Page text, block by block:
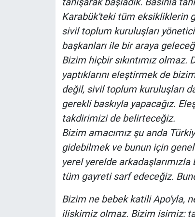
Karabük'teki tüm eksikliklerin
sivil toplum kuruluşları
başkanları ile bir araya
Bizim hiçbir sıkıntımız olmaz.
yaptıklarını eleştirmek de
değil, sivil toplum kuruluşları
gerekli baskıyla yapacağız.
takdirimizi de belirteceğiz.
Bizim amacımız şu anda
gidebilmek ve bunun için
yerel yerelde
tüm gayreti sarf edeceğiz.
Bizim ne bebek katili Apo'yla,
ilişkimiz olmaz. Bizim işimiz;